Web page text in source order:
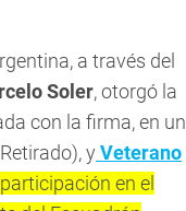
a través del
Soler, otorgó la
con la firma, en un
y Veterano
en el